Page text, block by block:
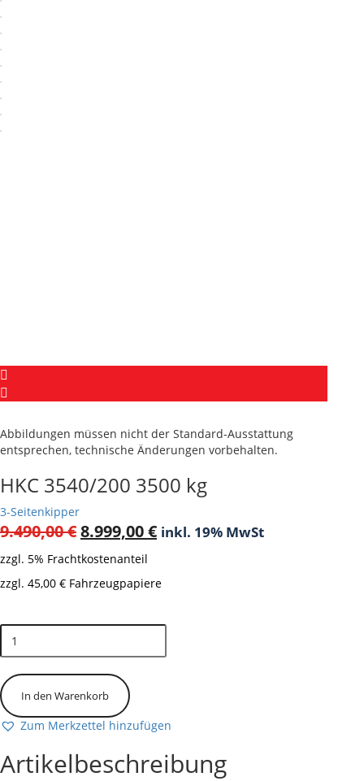
Abbildungen müssen nicht der Standard-Ausstattung
entsprechen, technische Änderungen vorbehalten.
HKC 3540/200 3500 kg
3-Seitenkipper
9.490,00€Ursprünglicher
Preis
war:
8.999,00€Aktueller
ist:
inkl. 19% MwSt
zzgl. 5% Frachtkostenanteil
zzgl. 45,00 € Fahrzeugpapiere
HKC
3540/200
kg
MengeIn den Warenkorb
Zum Merkzettel hinzufügen
Artikelbeschreibung